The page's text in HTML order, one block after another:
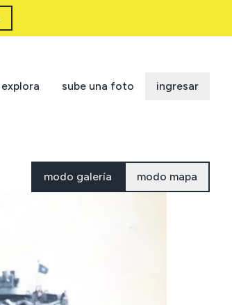
explora sube una foto ingresar
modo galería modo mapa